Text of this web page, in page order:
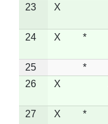
23 X
24 X *
25 *
26
X
27 X *